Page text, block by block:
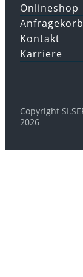
Onlineshop
Anfragekorb
Kontakt
Karriere
Copyright
2026